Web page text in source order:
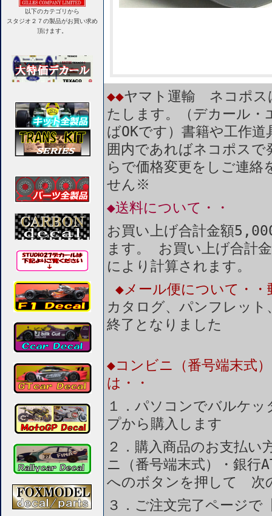
以下のカテゴリから
スタジオ２７の製品がお買い求め
頂けます。
◆◆ヤマト運輸 ネコポス
たします。（デカール・
ばOKです）書籍や工作
囲内であればネコポス
らで価格変更をしご連
せん※
◆送料について・・
お買い上げ合計金額
ます。 お買い上げ合計
により計算されます。
◆メール便について・・
カタログ、パンフレッ
終了となりました
◆コンビニ（番号端末式
は・・
１．パソコンでバルケッ
プから購入します
２．購入商品のお支払
ニ（番号端末式）・銀
へのボタンを押して 次
３．ご注文完了ページで